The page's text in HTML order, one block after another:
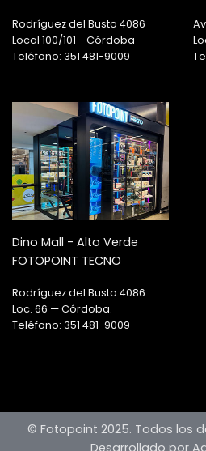
Rodríguez del Busto 4086
Local 100/101 - Córdoba
Teléfono: 351 481-9009
Dino Mall - Alto Verde
FOTOPOINT TECNO
Rodríguez del Busto 4086
Loc. 66 — Córdoba.
Teléfono: 351 481-9009
© Fotopoint 2025. Todos los
Desarrollado por